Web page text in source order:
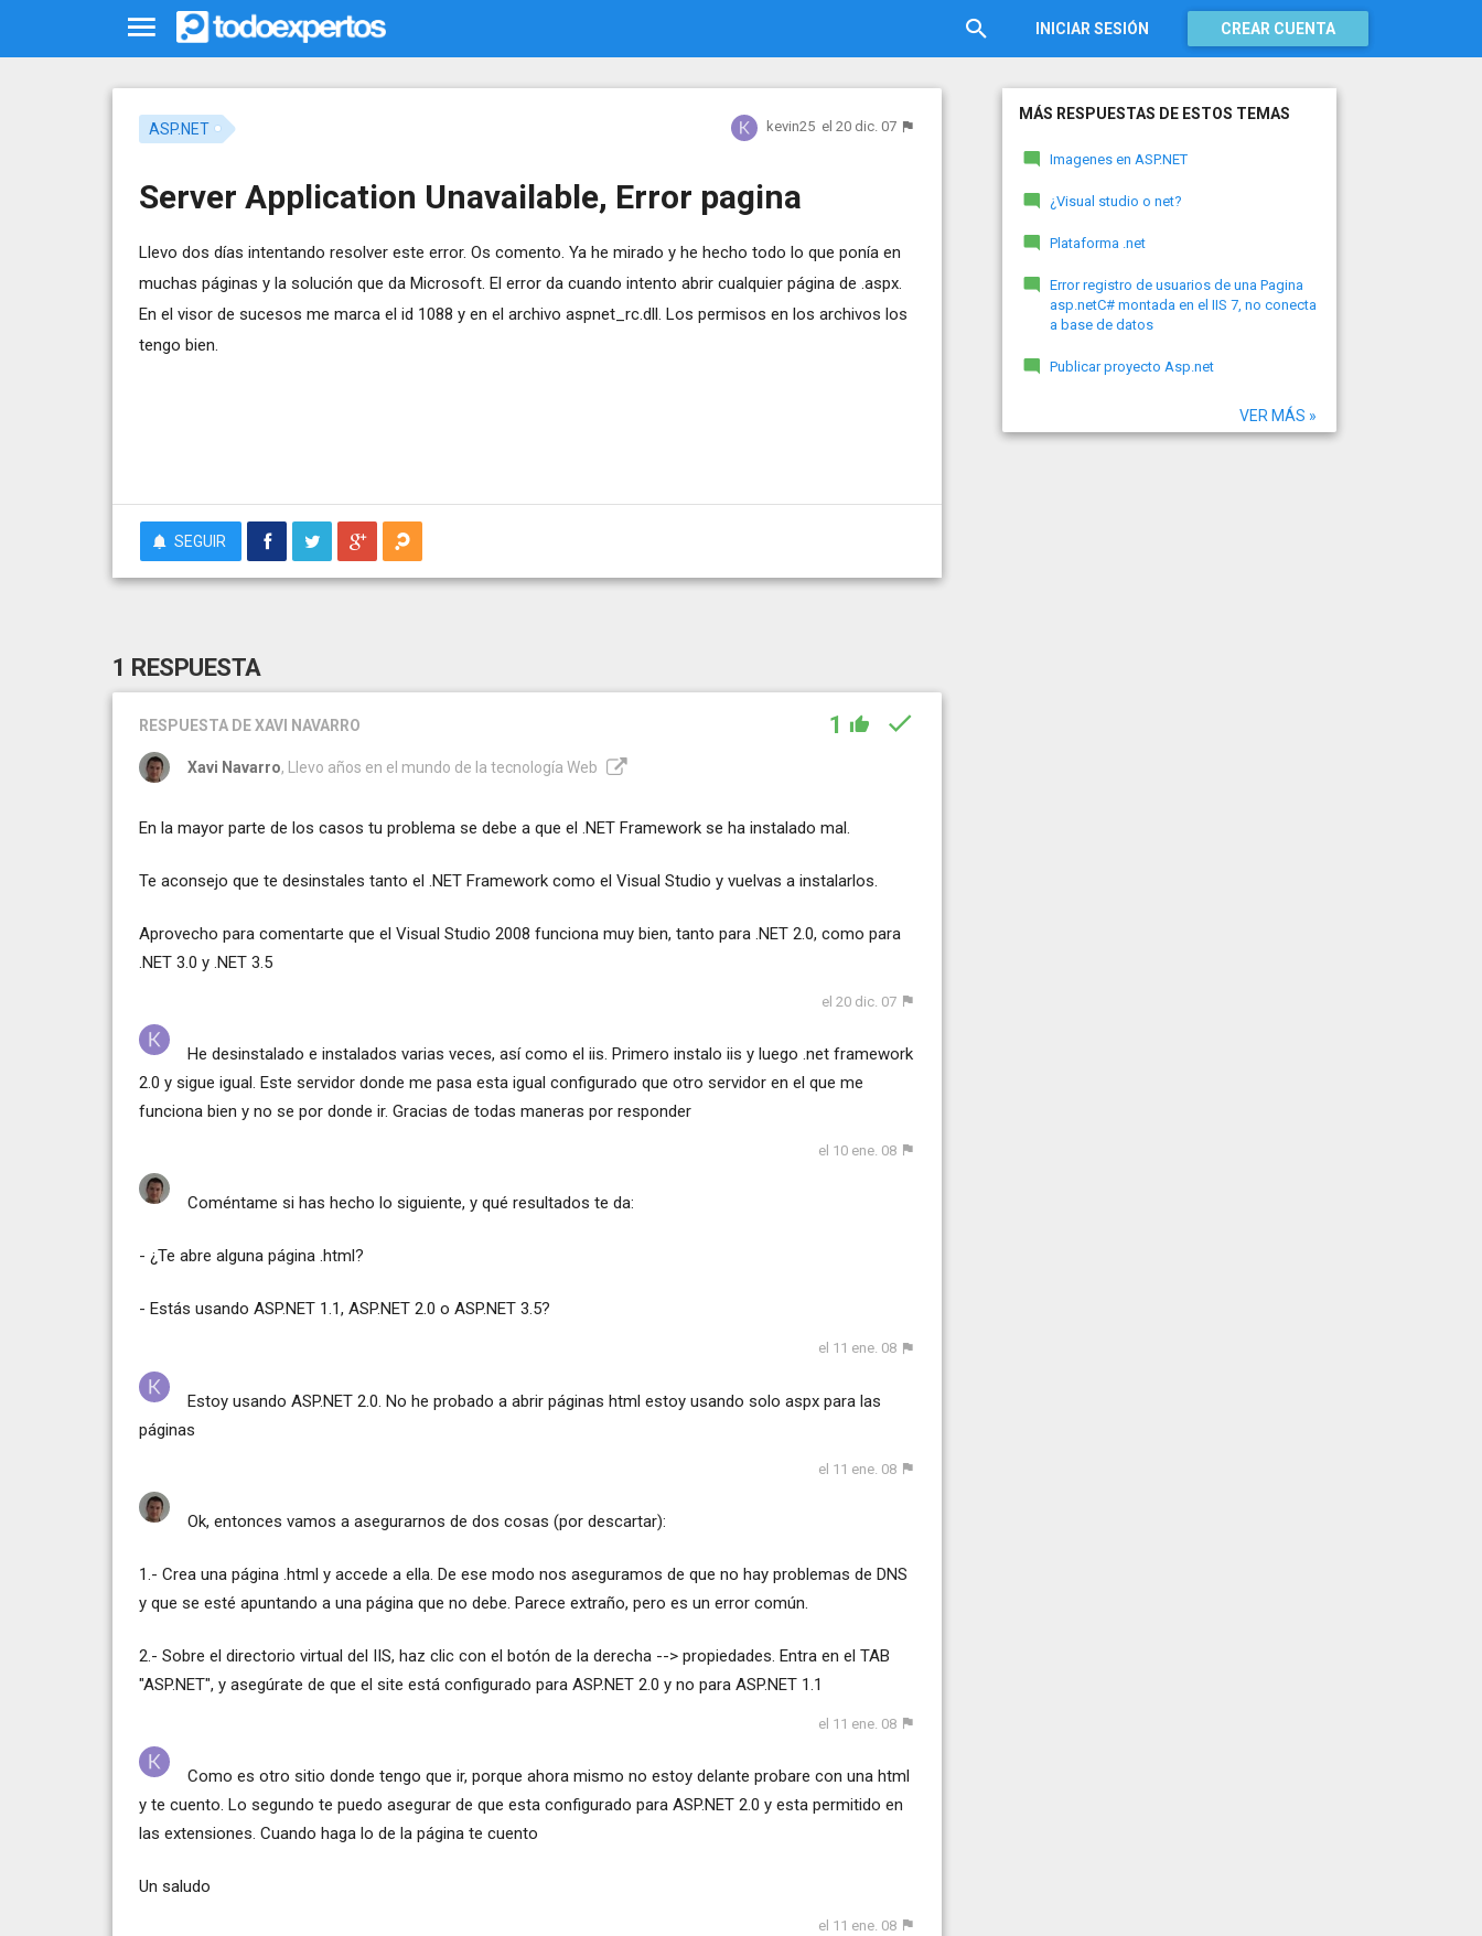
INICIAR SESIÓN CREAR CUENTA
ASP.NET kevin25 el 20 dic. 07
Server Application Unavailable, Error pagina
Llevo dos días intentando resolver este error. Os comento. Ya he mirado y he hecho todo lo que ponía en
muchas páginas y la solución que da Microsoft. El error da cuando intento abrir cualquier página de .aspx.
En el visor de sucesos me marca el id 1088 y en el archivo aspnet_rc.dll. Los permisos en los archivos los
tengo bien.
SEGUIR
1 RESPUESTA
RESPUESTA DE XAVI NAVARRO 1
Xavi Navarro, Llevo años en el mundo de la tecnología Web
En la mayor parte de los casos tu problema se debe a que el .NET Framework se ha instalado mal.
Te aconsejo que te desinstales tanto el .NET Framework como el Visual Studio y vuelvas a instalarlos.
Aprovecho para comentarte que el Visual Studio 2008 funciona muy bien, tanto para .NET 2.0, como para
.NET 3.0 y .NET 3.5
el 20 dic. 07
He desinstalado e instalados varias veces, así como el iis. Primero instalo iis y luego .net framework
2.0 y sigue igual. Este servidor donde me pasa esta igual configurado que otro servidor en el que me
funciona bien y no se por donde ir. Gracias de todas maneras por responder
el 10 ene. 08
Coméntame si has hecho lo siguiente, y qué resultados te da:
- ¿Te abre alguna página .html?
- Estás usando ASP.NET 1.1, ASP.NET 2.0 o ASP.NET 3.5?
el 11 ene. 08
Estoy usando ASP.NET 2.0. No he probado a abrir páginas html estoy usando solo aspx para las
páginas
el 11 ene. 08
Ok, entonces vamos a asegurarnos de dos cosas (por descartar):
1.- Crea una página .html y accede a ella. De ese modo nos aseguramos de que no hay problemas de DNS
y que se esté apuntando a una página que no debe. Parece extraño, pero es un error común.
2.- Sobre el directorio virtual del IIS, haz clic con el botón de la derecha --> propiedades. Entra en el TAB
"ASP.NET", y asegúrate de que el site está configurado para ASP.NET 2.0 y no para ASP.NET 1.1
el 11 ene. 08
Como es otro sitio donde tengo que ir, porque ahora mismo no estoy delante probare con una html
y te cuento. Lo segundo te puedo asegurar de que esta configurado para ASP.NET 2.0 y esta permitido en
las extensiones. Cuando haga lo de la página te cuento
Un saludo
el 11 ene. 08
MÁS RESPUESTAS DE ESTOS TEMAS
Imagenes en ASP.NET
¿Visual studio o net?
Plataforma .net
Error registro de usuarios de una Pagina
asp.netC# montada en el IIS 7, no conecta
a base de datos
Publicar proyecto Asp.net
VER MÁS »